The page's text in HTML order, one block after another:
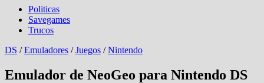
Politicas
Savegames
Trucos
DS /Emuladores /Juegos /Nintendo
Emulador de NeoGeo para Nintendo DS